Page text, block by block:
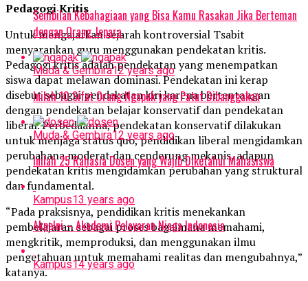
Pedagogi Kritis
Untuk mengajarkan sejarah kontroversial Tsabit
menyarankan guru menggunakan pendekatan kritis.
Pedagogi kritis adalah pendekatan yang menempatkan
siswa dapat melawan dominasi. Pendekatan ini kerap
disebut sebagai pendekatan kiri karena bertentangan
dengan pendekatan belajar konservatif dan pendekatan
liberal. Perbedaanna, pendekatan konservatif dilakukan
untuk menjaga status quo, pendidikan liberal mengidamkan
perubahana moderat dan cenderung mekanis, adapun
pendekatan kritis mengidamkan perubahan yang struktural
dan fundamental.
“Pada praksisnya, pendidikan kritis menekankan
pembelajaran sebagai proses bagaimana memahami,
mengkritik, memproduksi, dan menggunakan ilmu
pengetahuan untuk memahami realitas dan mengubahnya,”
katanya.
Sembilan Kebahagiaan yang Bisa Kamu Rasakan Jika Berteman
dengan Orang Jepara
Muda & Gembira12 years ago
Inilah 10 Sifat Orang Ngapak yang Patut Dibanggakan
Muda & Gembira12 years ago
Inilah 25 Rahasia Dosen yang Wajib Diketahui Mahasiswa
Kampus13 years ago
Akpelni – Akademi Pelayaran Niaga Indonesia
Kampus14 years ago